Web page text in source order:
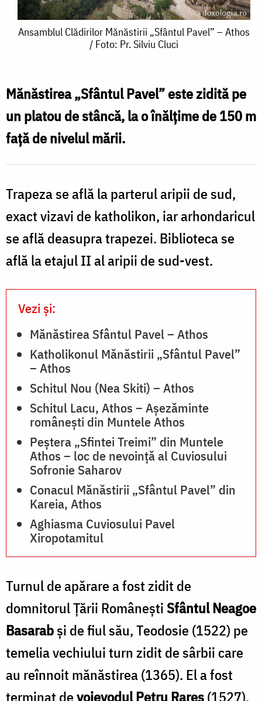
Ansamblul
„Sfântul
Pavel”
–
Foto:
Pr.
Silviu
Cluci
Ansamblul Clădirilor Mănăstirii „Sfântul Pavel” – Athos
/ Foto: Pr. Silviu Cluci
Mănăstirea „Sfântul Pavel” este zidită pe
un platou de stâncă, la o înălţime de 150 m
față de nivelul mării.
Trapeza se află la parterul aripii de sud,
exact vizavi de katholikon, iar arhondaricul
se află deasupra trapezei. Biblioteca se
află la etajul II al aripii de sud-vest.
Vezi și:
Mănăstirea Sfântul Pavel – Athos
Katholikonul Mănăstirii „Sfântul Pavel”
– Athos
Schitul Nou (Nea Skiti) – Athos
Schitul Lacu, Athos – Așezăminte
românești din Muntele Athos
Peștera „Sfintei Treimi” din Muntele
Athos – loc de nevoință al Cuviosului
Sofronie Saharov
Conacul Mănăstirii „Sfântul Pavel” din
Kareia, Athos
Aghiasma Cuviosului Pavel
Xiropotamitul
Turnul de apărare a fost zidit de
domnitorul Ţării RomâneştiSfântul Neagoe
Basarabşi de fiul său, Teodosie (1522) pe
temelia vechiului turn zidit de sârbii care
au reînnoit mănăstirea (1365). El a fost
terminat devoievodul Petru Rareş(1527).